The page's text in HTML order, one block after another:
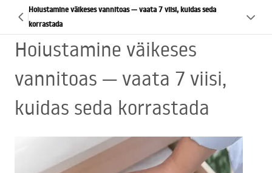
Hoiustamine väikeses vannitoas — vaata 7 viisi, kuidas seda
korrastada
Hoiustamine väikeses
vannitoas — vaata 7 viisi,
kuidas seda korrastada